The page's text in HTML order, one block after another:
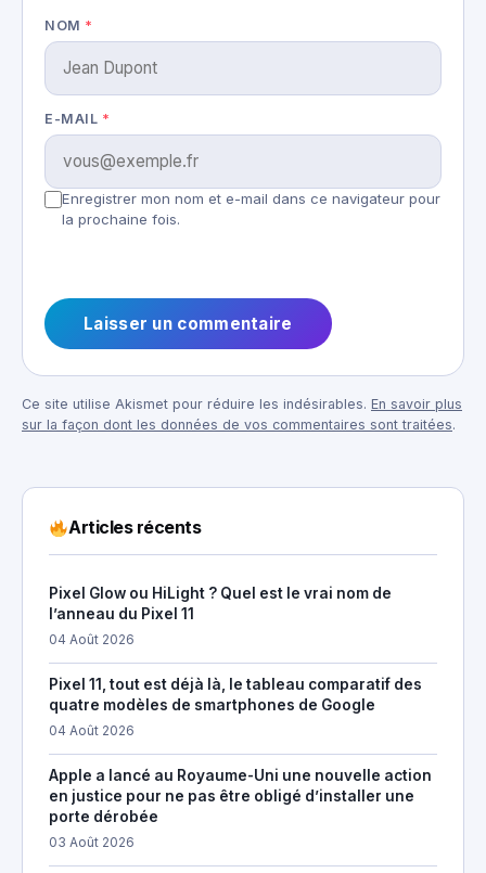
NOM *
E-MAIL *
Enregistrer mon nom et e-mail dans ce navigateur pour
la prochaine fois.
Ce site utilise Akismet pour réduire les indésirables. En savoir plus
sur la façon dont les données de vos commentaires sont traitées.
Articles récents
Pixel Glow ou HiLight ? Quel est le vrai nom de
l’anneau du Pixel 11
04 Août 2026
Pixel 11, tout est déjà là, le tableau comparatif des
quatre modèles de smartphones de Google
04 Août 2026
Apple a lancé au Royaume-Uni une nouvelle action
en justice pour ne pas être obligé d’installer une
porte dérobée
03 Août 2026